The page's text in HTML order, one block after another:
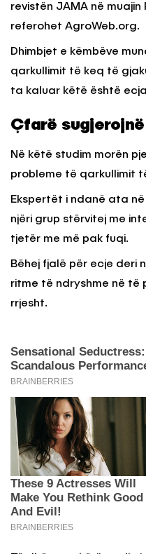
revistën JAMA në
referohet AgroWeb.org.
Dhimbjet e këmbëve
qarkullimit të keq të
ta kaluar këtë është
Çfarë
Në këtë studim morën
probleme të qarkullimit
Ekspertët i ndanë ata
njëri grup stërvitej me
tjetër me më pak fuqi.
Bëhej fjalë për ecje deri
ritme të ndryshme në të
rrjesht.